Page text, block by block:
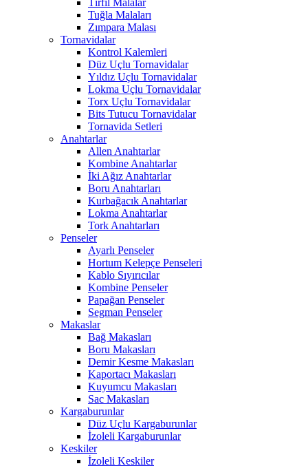
Tırfıl Malalar
Tuğla Malaları
Zımpara Malası
Tornavidalar
Kontrol Kalemleri
Düz Uçlu Tornavidalar
Yıldız Uçlu Tornavidalar
Lokma Uçlu Tornavidalar
Torx Uçlu Tornavidalar
Bits Tutucu Tornavidalar
Tornavida Setleri
Anahtarlar
Allen Anahtarlar
Kombine Anahtarlar
İki Ağız Anahtarlar
Boru Anahtarları
Kurbağacık Anahtarlar
Lokma Anahtarlar
Tork Anahtarları
Penseler
Ayarlı Penseler
Hortum Kelepçe Penseleri
Kablo Sıyırıcılar
Kombine Penseler
Papağan Penseler
Segman Penseler
Makaslar
Bağ Makasları
Boru Makasları
Demir Kesme Makasları
Kaportacı Makasları
Kuyumcu Makasları
Sac Makasları
Kargaburunlar
Düz Uçlu Kargaburunlar
İzoleli Kargaburunlar
Keskiler
İzoleli Keskiler